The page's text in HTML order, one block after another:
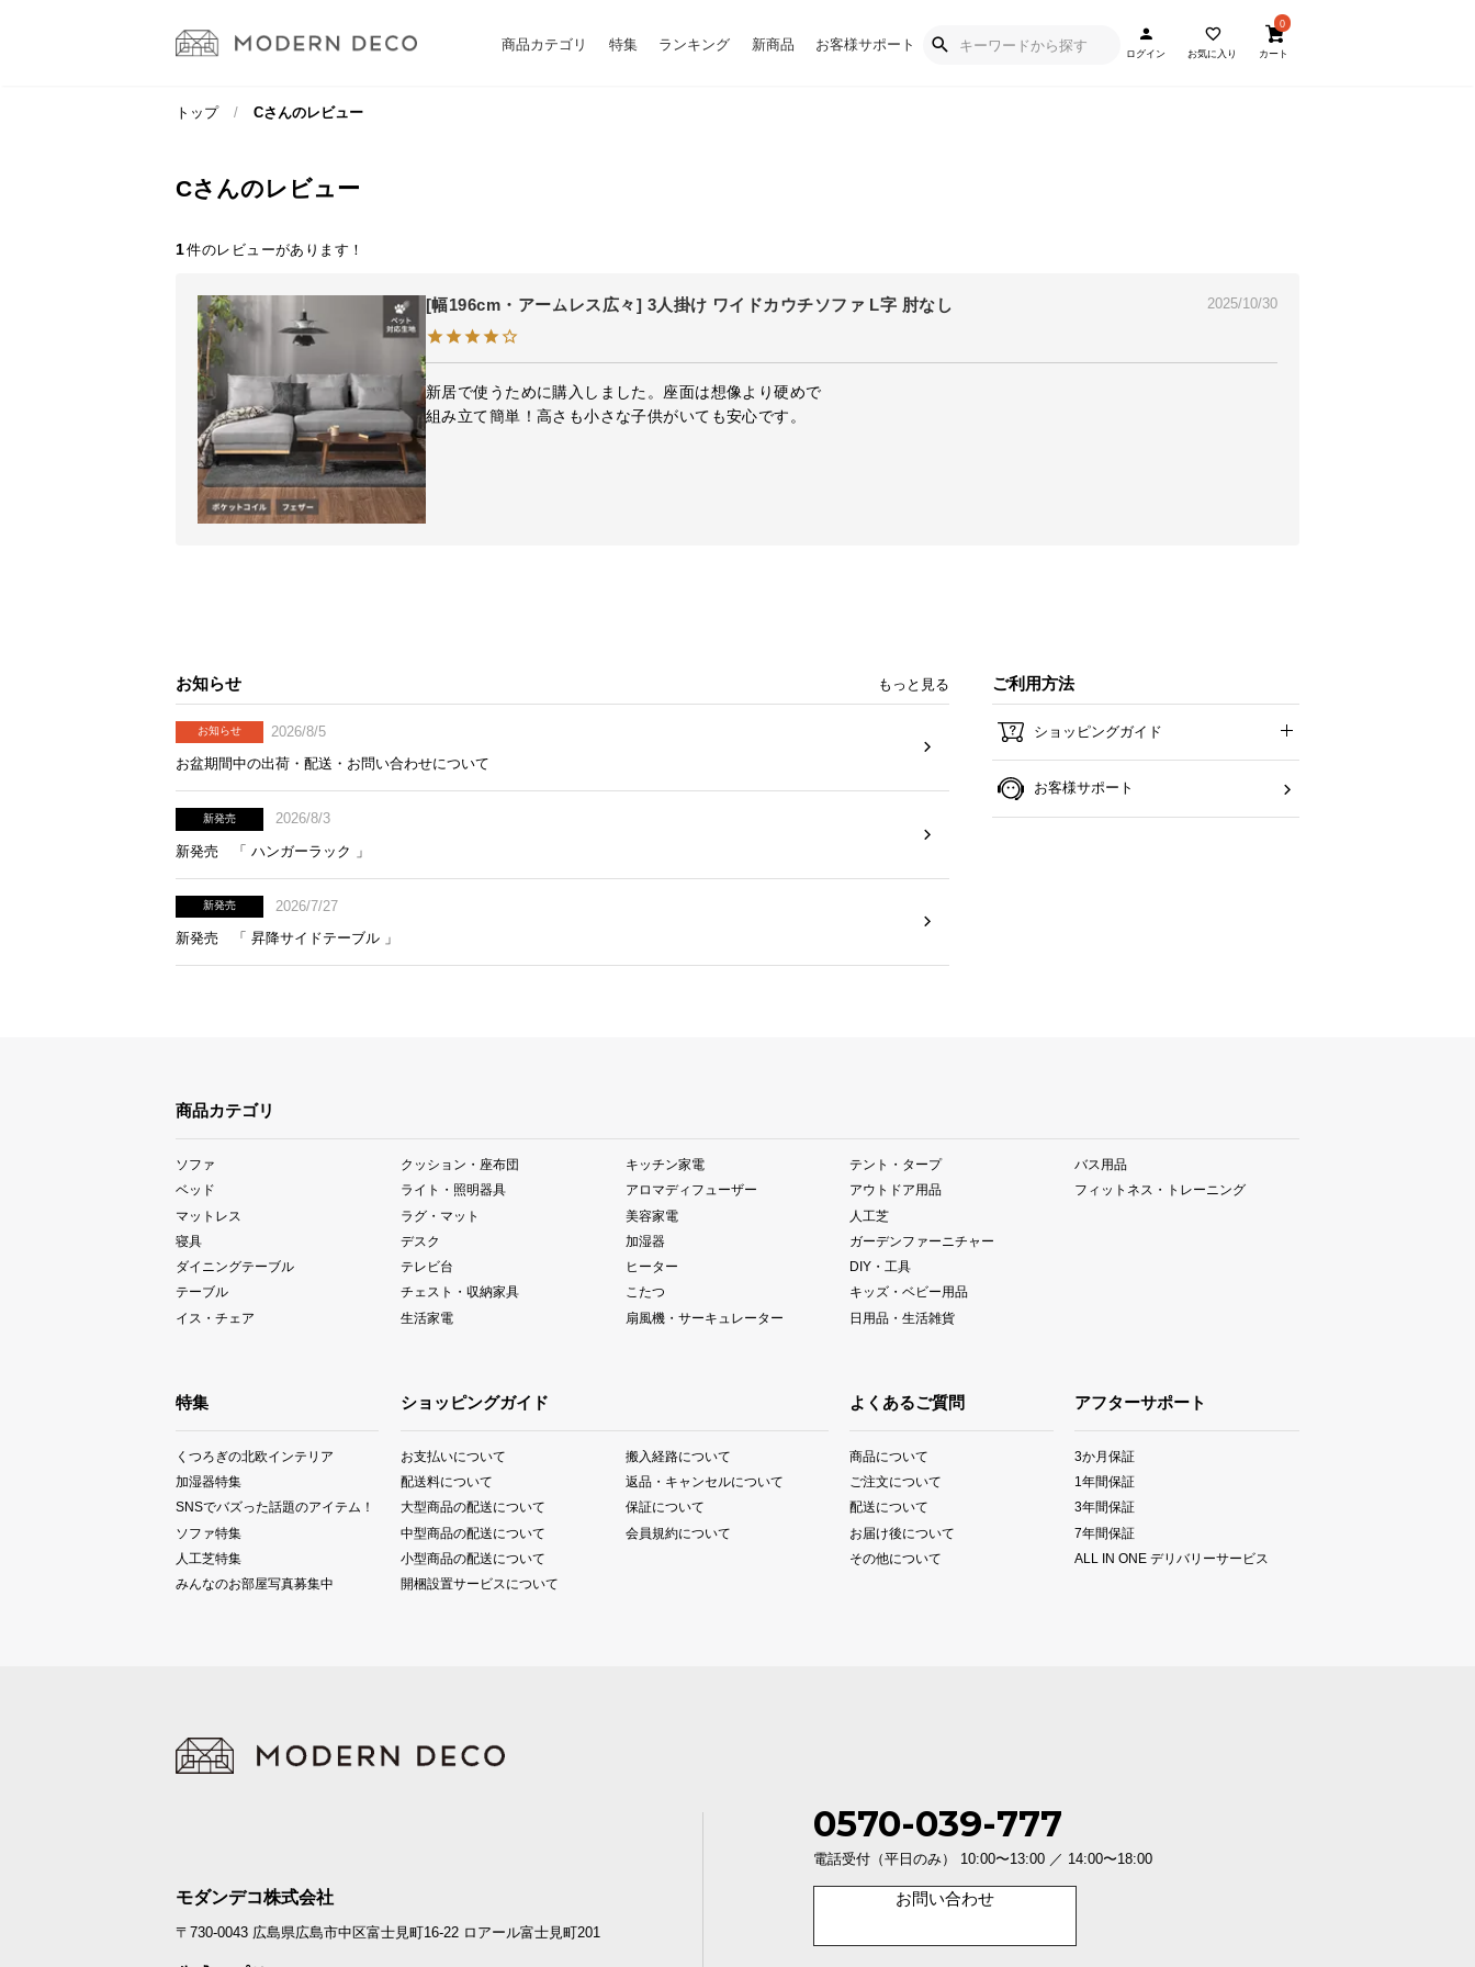
商品カテゴリ 特集 ランキング 新商品 お客様サポート
ログイン お気に入り
0
カート
トップ Cさんのレビュー
Cさんのレビュー
1
[幅196cm・アームレス広々] 3人掛け ワイドカウチソファ L字 肘なし 2025/10/30
新居で使うために購入しました。座面は想像より硬めで
組み立て簡単！高さも小さな子供がいても安心です。
お知らせ もっと見る
お知らせ
2026/8/5
お盆期間中の出荷・配送・お問い合わせについて
新発売
2026/8/3
新発売 「 ハンガーラック 」
新発売
2026/7/27
新発売 「 昇降サイドテーブル 」
ご利用方法
ショッピングガイド
お客様サポート
商品カテゴリ
ソファ
ベッド
マットレス
寝具
ダイニングテーブル
テーブル
イス・チェア
クッション・座布団
ライト・照明器具
ラグ・マット
デスク
テレビ台
チェスト・収納家具
生活家電
キッチン家電
アロマディフューザー
美容家電
加湿器
ヒーター
こたつ
扇風機・サーキュレーター
テント・タープ
アウトドア用品
人工芝
ガーデンファーニチャー
DIY・工具
キッズ・ベビー用品
日用品・生活雑貨
バス用品
フィットネス・トレーニング
特集
くつろぎの北欧インテリア
加湿器特集
SNSでバズった話題のアイテム！
ソファ特集
人工芝特集
みんなのお部屋写真募集中
ショッピングガイド
お支払いについて
配送料について
大型商品の配送について
中型商品の配送について
小型商品の配送について
開梱設置サービスについて
搬入経路について
返品・キャンセルについて
保証について
会員規約について
よくあるご質問
商品について
ご注文について
配送について
お届け後について
その他について
アフターサポート
3か月保証
1年間保証
3年間保証
7年間保証
ALL IN ONE デリバリーサービス
モダンデコ株式会社
〒730-0043 広島県広島市中区富士見町16-22 ロアール富士見町201
お問い合わせ
0570-039-777
電話受付（平日のみ） 10:00〜13:00 ／ 14:00〜18:00